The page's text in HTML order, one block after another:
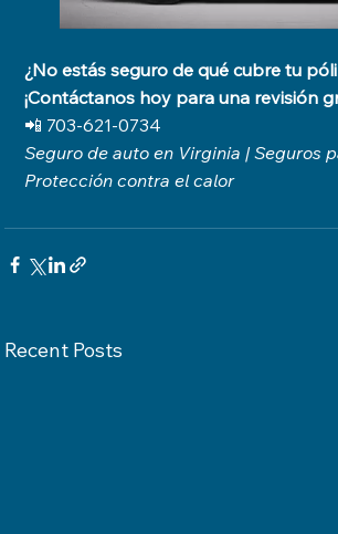
¿No estás seguro de qué cubre tu
¡Contáctanos hoy para una revisión
📲 703-621-0734
Seguro de auto en Virginia | Seguros
Protección contra el calor
Recent Posts